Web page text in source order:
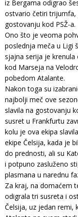
iz Bergama odigrao
ostvario četiri trijumfa,
gostovanju kod PSŽ-a.
Ono što je veoma
poslednja meča u Ligi
sjajna serija je
kod Marseja na
pobedom Atalante.
Nakon toga su
najbolji meč ove
slavila na gostovanju
susret u Frankfurtu
kolu je ova ekipa
ekipe Čelsija, kada je
do prednosti, ali su
i potpuno zasluženo
plasmana u narednu
Za kraj, na domaćem
odigrala tri susreta i
Čelsija, uz jedan